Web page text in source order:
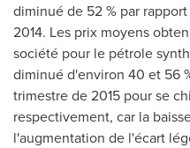
diminué de 52 % par
2014. Les prix moyens
société pour le pétrole
diminué d'environ 40 et 56
trimestre de 2015 pour se
respectivement, car la
l'augmentation de l'écart